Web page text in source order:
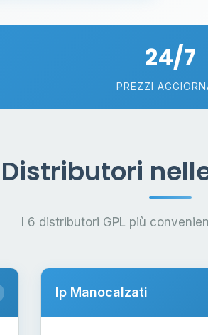
24/7
PREZZI
Distributori
I 6 distributori GPL più
Ip Manocalzati